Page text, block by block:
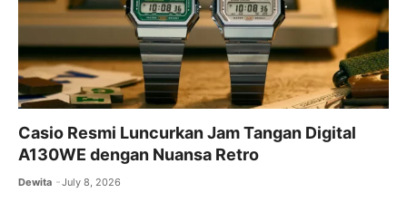
Casio Resmi Luncurkan Jam Tangan Digital
A130WE dengan Nuansa Retro
Dewita July 8, 2026